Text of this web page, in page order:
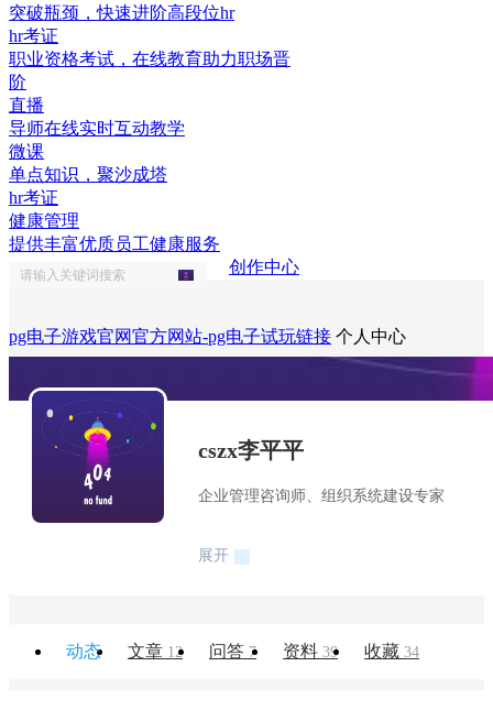
突破瓶颈，快速进阶高段位hr
hr考证
职业资格考试，在线教育助力职场晋
阶
直播
导师在线实时互动教学
微课
单点知识，聚沙成塔
hr考证
健康管理
提供丰富优质员工健康服务
创作中心
pg电子游戏官网官方网站-pg电子试玩链接 个人中心
cszx李平平
企业管理咨询师、组织系统建设专家
展开
动态 文章 12 问答 7 资料 39 收藏 34